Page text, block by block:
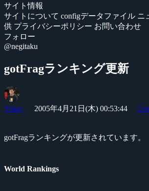
サイト情報
サイトについて configデータファイル ニ
供 プライバシーポリシー お問い合わせ
フォロー
@negitaku
gotFragランキング更新
Yossy 2005年4月21日(木) 00:53:44
gotFragランキングが更新されています。
World Rankings